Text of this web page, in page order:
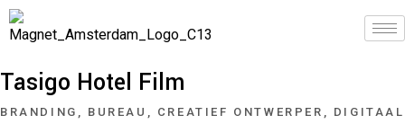
Tasigo Hotel Film
BRANDING BUREAU CREATIEF ONTWERPER
DIGITAAL